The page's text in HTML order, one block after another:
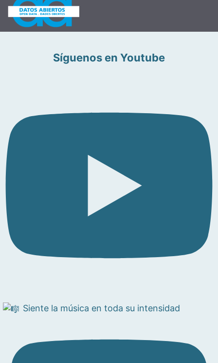
Síguenos en Youtube
Siente la música en toda su intensidad